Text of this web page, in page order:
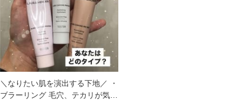
＼なりたい肌を演出する下地／ ・
ブラーリング 毛穴、テカリが気に